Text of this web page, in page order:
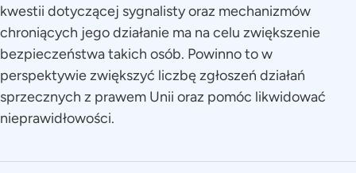
kwestii dotyczącej sygnalisty oraz mechanizmów
chroniących jego działanie ma na celu zwiększenie
bezpieczeństwa takich osób. Powinno to w
perspektywie zwiększyć liczbę zgłoszeń działań
sprzecznych z prawem Unii oraz pomóc likwidować
nieprawidłowości.